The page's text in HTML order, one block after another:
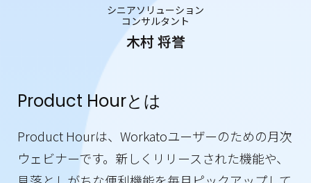
シニアソリューション
コンサルタント
木村 将誉
Product Hourとは
Product Hourは、Workatoユーザーのための月次
ウェビナーです。新しくリリースされた機能や、